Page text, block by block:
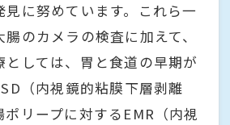
見に努めています。これら一
のカメラの検査に加えて、
としては、胃と食道の早期が
（内視鏡的粘膜下層剥離
リープに対するEMR（内視